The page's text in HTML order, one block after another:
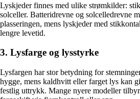
Lyskjeder finnes med ulike strømkilder:
solceller. Batteridrevne og solcelledrevne
plasseringen, mens lyskjeder med
lengre levetid.
3. Lysfarge og lysstyrke
Lysfargen har stor betydning for
hygge, mens kaldhvitt eller farget lys kan
festlig uttrykk. Mange nyere modeller